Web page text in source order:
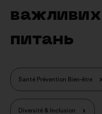
питань
Santé Prévention Bien-être
Diversité & Inclusion